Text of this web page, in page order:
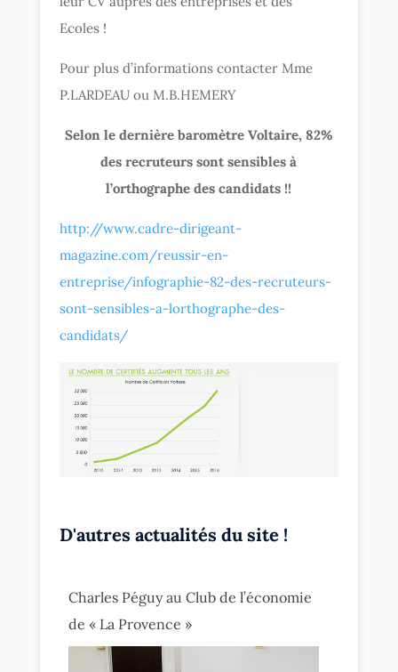
Ecoles !
Pour plus d’informations contacter Mme
P.LARDEAU ou M.B.HEMERY
Selon le dernière baromètre Voltaire, 82%
des recruteurs sont sensibles à
l’orthographe des candidats !!
http://www.cadre-dirigeant-
magazine.com/reussir-en-
entreprise/infographie-82-des-recruteurs-
sont-sensibles-a-lorthographe-des-
candidats/
D'autres actualités du site !
Charles Péguy au Club de l’économie
de « La Provence »